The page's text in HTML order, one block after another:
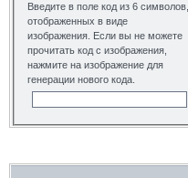
Введите в поле код из 6 символов,
отображенных в виде
изображения. Если вы не можете
прочитать код с изображения,
нажмите на изображение для
генерации нового кода.